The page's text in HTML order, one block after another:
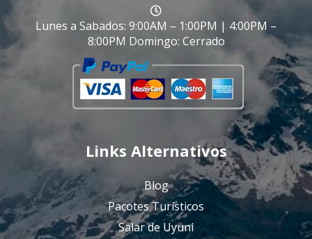
Lunes a Sabados: 9:00AM – 1:00PM | 4:00PM –
8:00PM Domingo: Cerrado
Links Alternativos
Blog
Pacotes Turísticos
Salar de Uyuni